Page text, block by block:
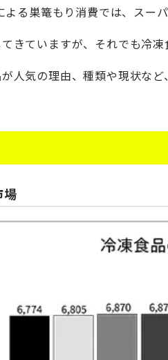
る巣篭もり消費では、スー
きていますが、それでも冷凍
人気の理由、種類や現状な
場